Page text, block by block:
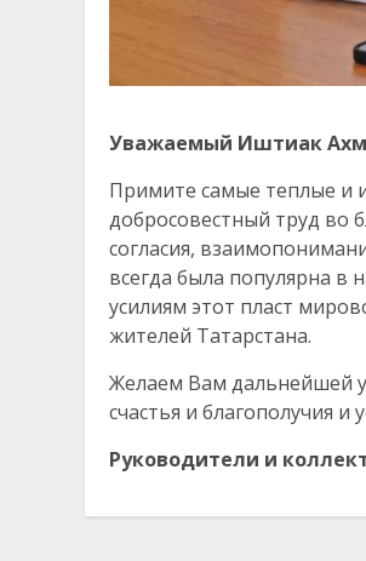
Уважаемый Иштиак
Примите самые теплые и
добросовестный труд во
согласия,
всегда была популярна
усилиям этот пласт
жителей Татарстана.
Желаем Вам дальнейшей
счастья и благополучия и
Руководители и